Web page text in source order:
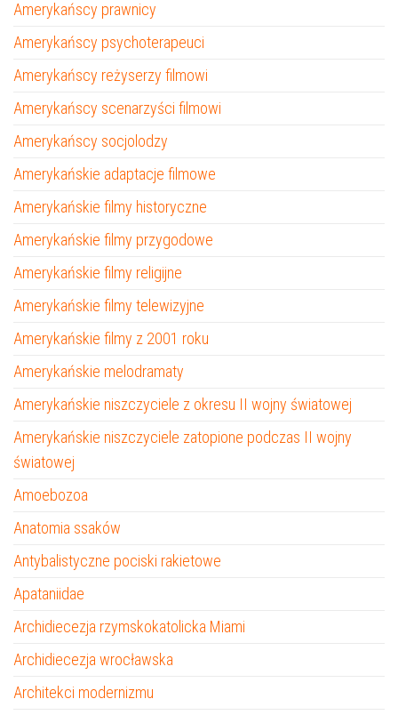
Amerykańscy prawnicy
Amerykańscy psychoterapeuci
Amerykańscy reżyserzy filmowi
Amerykańscy scenarzyści filmowi
Amerykańscy socjolodzy
Amerykańskie adaptacje filmowe
Amerykańskie filmy historyczne
Amerykańskie filmy przygodowe
Amerykańskie filmy religijne
Amerykańskie filmy telewizyjne
Amerykańskie filmy z 2001 roku
Amerykańskie melodramaty
Amerykańskie niszczyciele z okresu II wojny światowej
Amerykańskie niszczyciele zatopione podczas II wojny
światowej
Amoebozoa
Anatomia ssaków
Antybalistyczne pociski rakietowe
Apataniidae
Archidiecezja rzymskokatolicka Miami
Archidiecezja wrocławska
Architekci modernizmu